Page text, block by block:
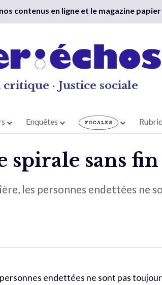
contenus en ligne et le magazine papier
· Justice sociale
Enquêtes
sans fin
les personnes endettées ne
endettées ne sont pas